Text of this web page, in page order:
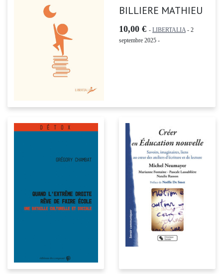
BILLIERE MATHIEU
10,00 € - LIBERTALIA - 2
septembre 2025 -